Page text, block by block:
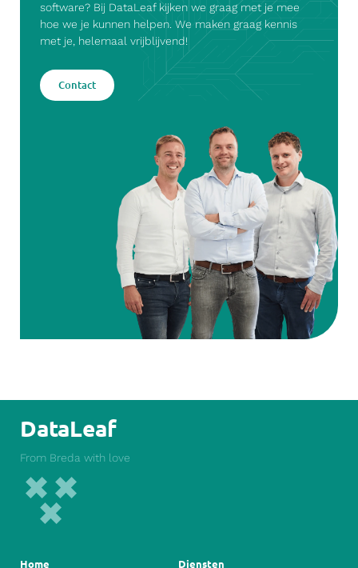
software? Bij DataLeaf kijken we graag met je mee
hoe we je kunnen helpen. We maken graag kennis
met je, helemaal vrijblijvend!
Contact
DataLeaf
From Breda with love
Home Diensten